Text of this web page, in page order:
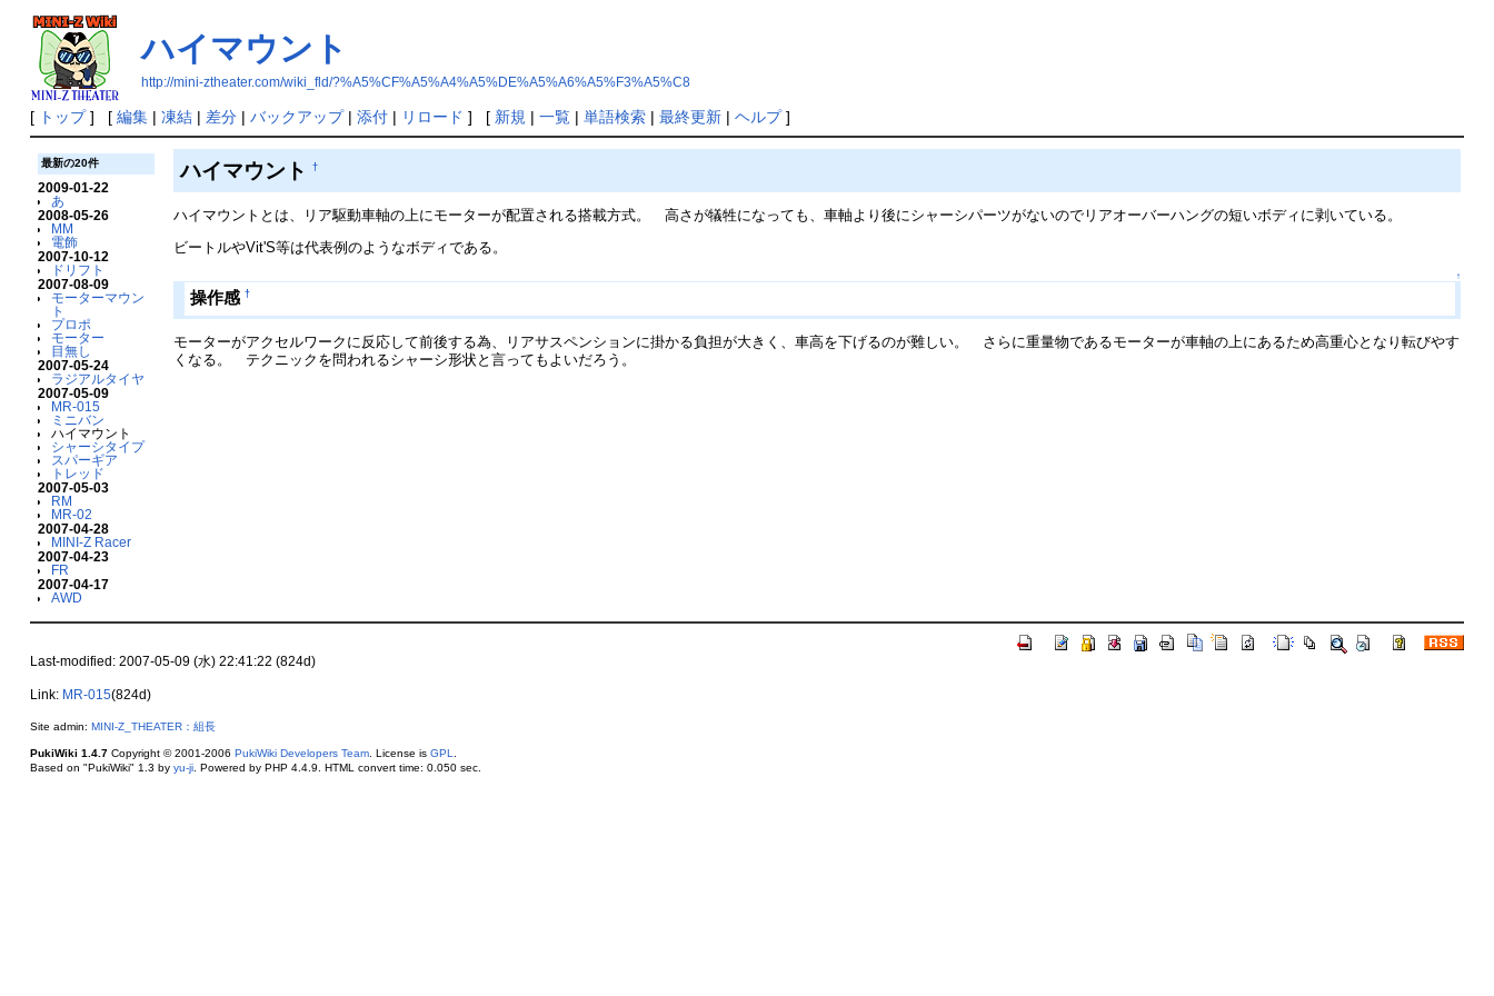
ハイマウント
http://mini-ztheater.com/wiki_fld/?%A5%CF%A5%A4%A5%DE%A5%A6%A5%F3%A5%C8
[ トップ] [ 編集| 凍結| 差分| バックアップ| 添付| リロード ] [ 新規 | 一覧| 単語検索| 最終更新| ヘルプ]
最新の20件
2009-01-22
あ
2008-05-26
MM
電飾
2007-10-12
ドリフト
2007-08-09
モーターマウン
ト
プロポ
モーター
目無し
2007-05-24
ラジアルタイヤ
2007-05-09
MR-015
ミニバン
ハイマウント
シャーシタイプ
スパーギア
トレッド
2007-05-03
RM
MR-02
2007-04-28
MINI-Z Racer
2007-04-23
FR
2007-04-17
AWD
ハイマウント†
ハイマウントとは、リア駆動車軸の上にモーターが配置される搭載方式。 高さが犠牲になっても、車軸より後にシャーシパーツがないのでリアオーバーハングの短いボディに剥いている。
ビートルやVit'S等は代表例のようなボディである。
↑
操作感 †
モーターがアクセルワークに反応して前後する為、リアサスペンションに掛かる負担が大きく、車高を下げるのが難しい。 さらに重量物であるモーターが車軸の上にあるため高重心となり転びやす
くなる。 テクニックを問われるシャーシ形状と言ってもよいだろう。
Last-modified: 2007-05-09 (水) 22:41:22 (824d)
Link: MR-015(824d)
Site admin: MINI-Z_THEATER：組長
PukiWiki 1.4.7Copyright © 2001-2006 PukiWiki Developers Team. License is GPL
Based on "PukiWiki" 1.3 by yu-ji. Powered by PHP 4.4.9. HTML convert time: 0.050 sec.